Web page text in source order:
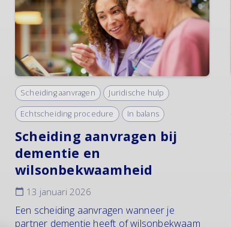
Scheiding aanvragen Juridische hulp
Echtscheiding procedure In balans
Scheiding aanvragen bij
dementie en
wilsonbekwaamheid
13 januari 2026
Een scheiding aanvragen wanneer je
partner dementie heeft of wilsonbekwaam